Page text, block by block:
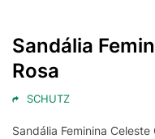
Sandália
Rosa
SCHUTZ
Sandália Feminina